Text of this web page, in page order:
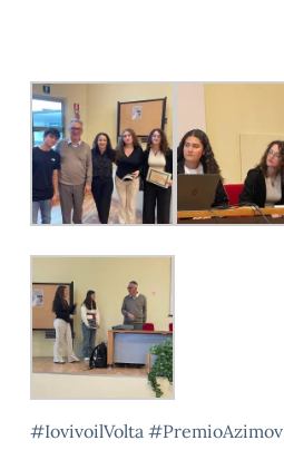
#IovivoilVolta #PremioAzimov